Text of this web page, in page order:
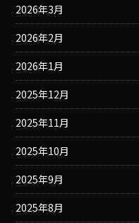
2026年3月
2026年2月
2026年1月
2025年12月
2025年11月
2025年10月
2025年9月
2025年8月